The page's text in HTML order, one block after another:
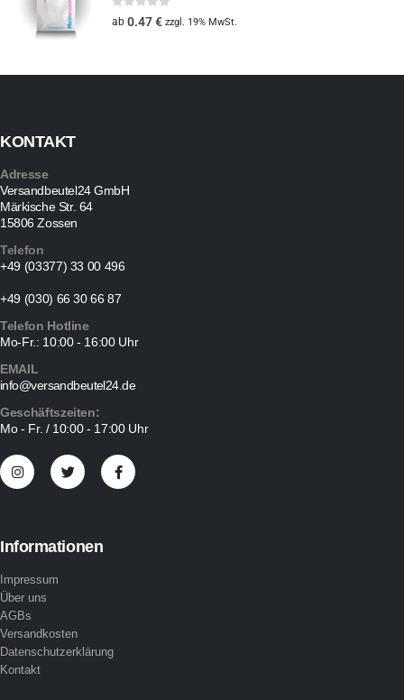
0out of 5
ab 0.47€ zzgl. 19% MwSt.
KONTAKT
Adresse
Versandbeutel24 GmbH
Märkische Str. 64
15806 Zossen
Telefon
+49 (03377) 33 00 496
+49 (030) 66 30 66 87
Telefon Hotline
Mo-Fr.: 10:00 - 16:00 Uhr
EMAIL
info@versandbeutel24.de
Geschäftszeiten:
Mo - Fr. / 10:00 - 17:00 Uhr
Informationen
Impressum
Über uns
AGBs
Versandkosten
Datenschutzerklärung
Kontakt